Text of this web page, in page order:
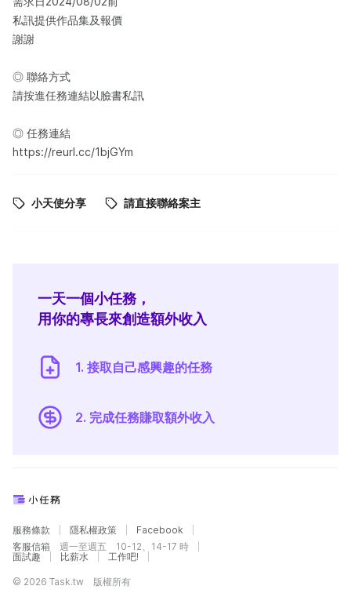
私訊提供作品集及報價
謝謝
◎ 聯絡方式
請按進任務連結以臉書私訊
◎ 任務連結
https://reurl.cc/1bjGYm
小天使分享 請直接聯絡案主
一天一個小任務，
用你的專長來創造額外收入
1. 接取自己感興趣的任務
2. 完成任務賺取額外收入
服務條款 隱私權政策
Facebook
客服信箱
週一至週五 10-12、14-17 時
面試趣
比薪水 工作吧!
© 2026 Task.tw 版權所有